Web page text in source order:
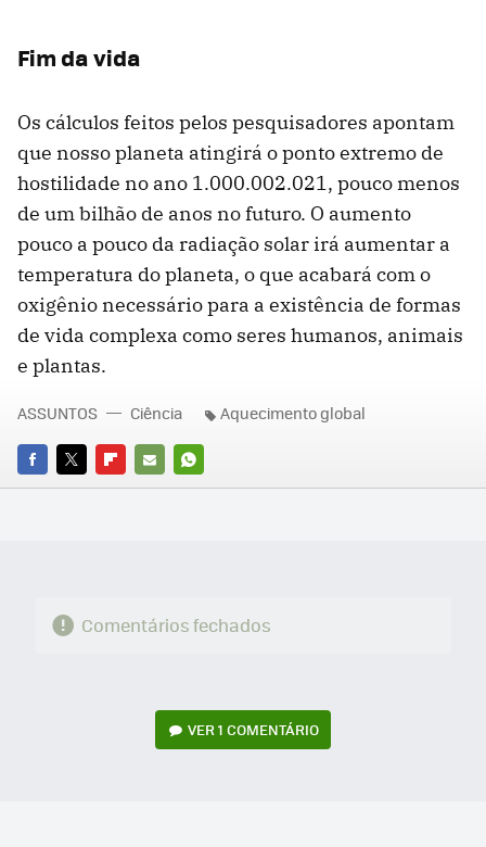
Fim da vida
Os cálculos feitos pelos pesquisadores apontam
que nosso planeta atingirá o ponto extremo de
hostilidade no ano 1.000.002.021, pouco menos
de um bilhão de anos no futuro. O aumento
pouco a pouco da radiação solar irá aumentar a
temperatura do planeta, o que acabará com o
oxigênio necessário para a existência de formas
de vida complexa como seres humanos, animais
e plantas.
FACEBOOK
TWITTERFLIPBOARD
E-
WHATSAPP
ASSUNTOS Ciência Aquecimento global
Comentários fechados
VER1 COMENTÁRIO